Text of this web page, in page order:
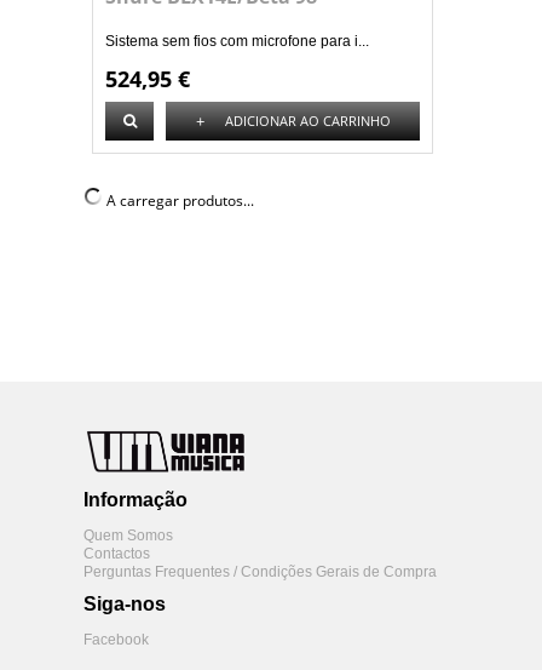
Sistema sem fios com microfone para i...
524,95 €
+ ADICIONAR AO CARRINHO
A carregar produtos...
Informação
Quem Somos
Contactos
Perguntas Frequentes / Condições Gerais de Compra
Siga-nos
Facebook